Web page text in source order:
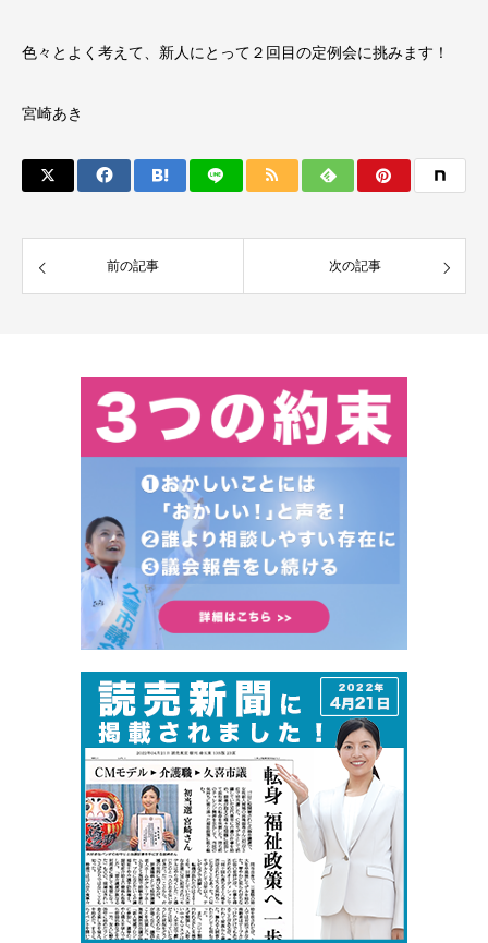
色々とよく考えて、新人にとって２回目の定例会に挑みます！
宮崎あき
前の記事 次の記事